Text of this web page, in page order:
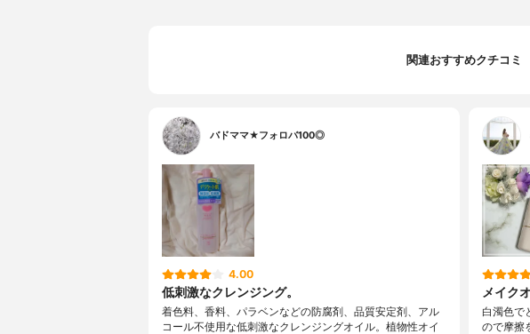
関連おすすめクチコミ
バドママ★フォロバ100◎
4.00
低刺激なクレンジング。
着色料、香料、パラベンなどの防腐剤、品質安定剤、アル
コール不使用な低刺激なクレンジングオイル。植物性オイ
メイク
白濁色で
ので摩擦